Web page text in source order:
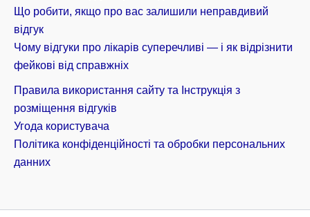
Що робити, якщо про вас залишили неправдивий
відгук
Чому відгуки про лікарів суперечливі — і як відрізнити
фейкові від справжніх
Правила використання сайту та Інструкція з
розміщення відгуків
Угода користувача
Політика конфіденційності та обробки персональних
данних